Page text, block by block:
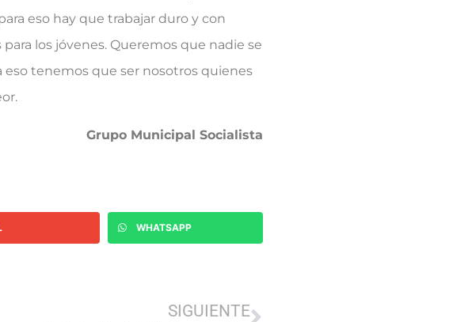
eso hay que trabajar duro y con
los jóvenes. Queremos que nadie se
eso tenemos que ser nosotros quienes
Grupo Municipal Socialista
WHATSAPP
SIGUIENTE